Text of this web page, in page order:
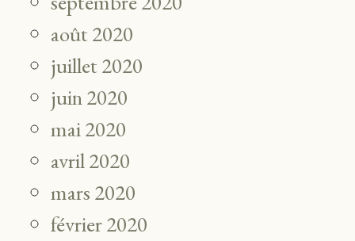
août 2020
juillet 2020
juin 2020
mai 2020
avril 2020
mars 2020
février 2020